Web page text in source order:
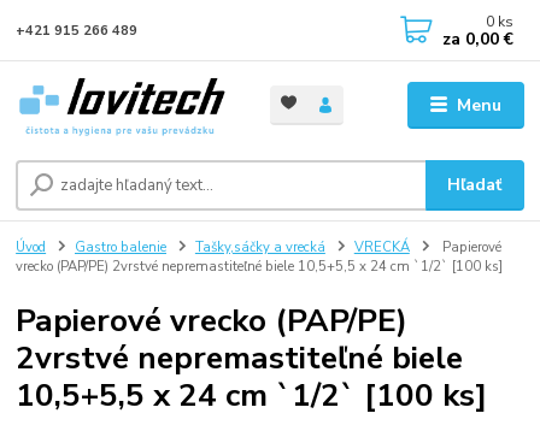
Menu
Hľadať
+421 915 266 489 0 ks
za 0,00 €
Úvod Gastro balenie Tašky,sáčky a vrecká VRECKÁ
Papierové
vrecko (PAP/PE) 2vrstvé nepremastiteľné biele 10,5+5,5 x 24 cm `1/2` [100 ks]
Papierové vrecko (PAP/PE)
2vrstvé nepremastiteľné biele
10,5+5,5 x 24 cm `1/2` [100 ks]